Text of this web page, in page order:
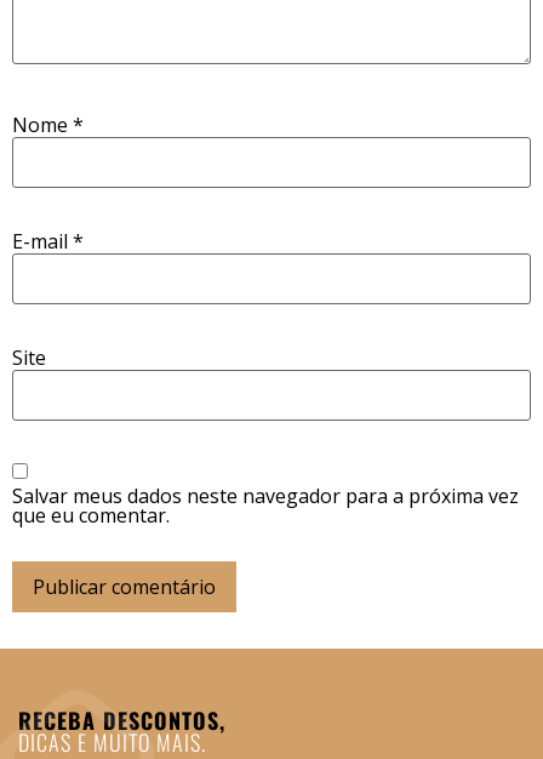
Nome *
E-mail *
Site
Salvar meus dados neste navegador para a próxima vez
que eu comentar.
RECEBA DESCONTOS,
DICAS E MUITO MAIS.